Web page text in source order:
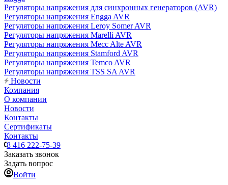
Регуляторы напряжения для синхронных генераторов (AVR)
Регуляторы напряжения Engga AVR
Регуляторы напряжения Leroy Somer AVR
Регуляторы напряжения Marelli AVR
Регуляторы напряжения Mecc Alte AVR
Регуляторы напряжения Stamford AVR
Регуляторы напряжения Temco AVR
Регуляторы напряжения TSS SA AVR
Новости
Компания
О компании
Новости
Контакты
Сертификаты
Контакты
8 416 222-75-39
Заказать звонок
Задать вопрос
Войти